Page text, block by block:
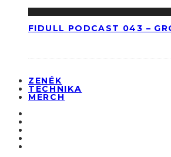
FIDULL PODCAST 043 –
ZENÉK
TECHNIKA
MERCH